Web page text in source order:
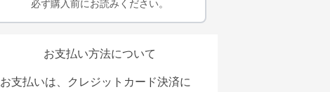
必ず購入前にお読みください。
お支払い方法について
お支払いは、クレジットカード決済に